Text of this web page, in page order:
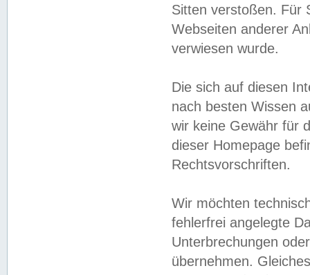
Sitten verstoßen. Für
Webseiten anderer
verwiesen wurde.
Die sich auf diesen
nach besten Wissen
wir keine Gewähr für
dieser Homepage
Rechtsvorschriften.
Wir möchten
fehlerfrei angelegte
Unterbrechungen
übernehmen.